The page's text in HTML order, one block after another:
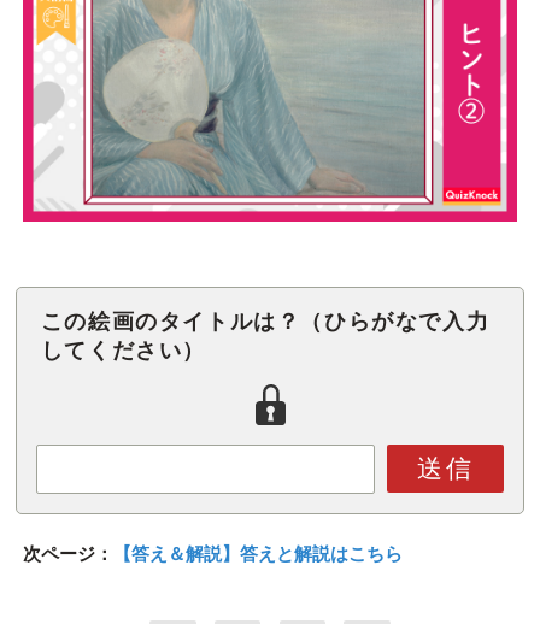
この絵画のタイトルは？（ひらがなで入力
してください）
送信
次ページ： 【答え＆解説】答えと解説はこちら